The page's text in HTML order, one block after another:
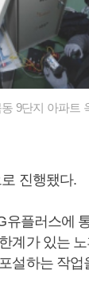
9단지 아파트
진행됐다.
유플러스에
계가 있는
설하는 작업